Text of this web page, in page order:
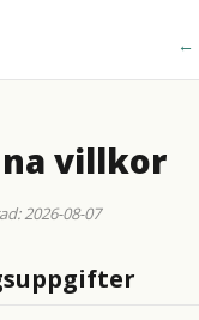
←
villkor
2026-08-07